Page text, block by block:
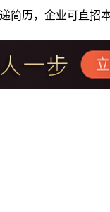
简历，企业可直招